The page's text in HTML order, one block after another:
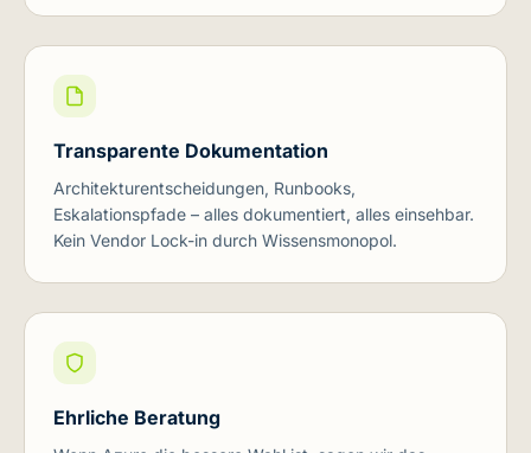
Transparente Dokumentation
Architekturentscheidungen, Runbooks,
Eskalationspfade – alles dokumentiert, alles einsehbar.
Kein Vendor Lock-in durch Wissensmonopol.
Ehrliche Beratung